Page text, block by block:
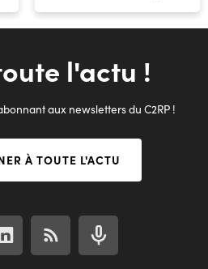
l'actu !
aux newsletters du C2RP !
À TOUTE L'ACTU